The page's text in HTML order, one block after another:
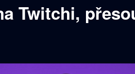
Twitchi,